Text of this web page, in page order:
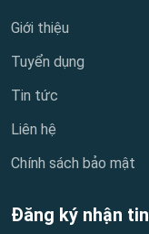
Giới thiệu
Tuyển dụng
Tin tức
Liên hệ
Chính sách bảo mật
Đăng ký nhận tin